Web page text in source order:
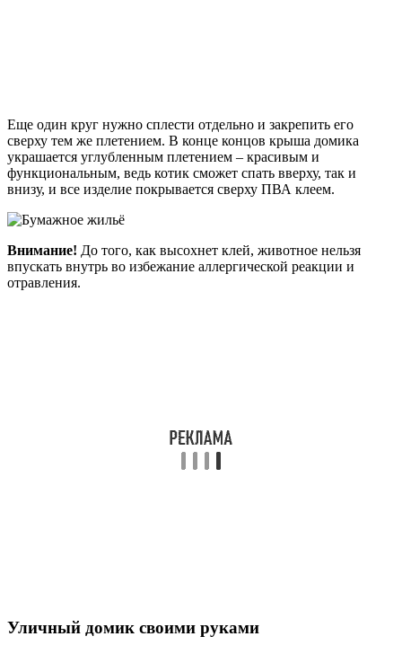
Еще один круг нужно сплести отдельно и закрепить его
сверху тем же плетением. В конце концов крыша домика
украшается углубленным плетением – красивым и
функциональным, ведь котик сможет спать вверху, так и
внизу, и все изделие покрывается сверху ПВА клеем.
Внимание! До того, как высохнет клей, животное нельзя
впускать внутрь во избежание аллергической реакции и
отравления.
Уличный домик своими руками